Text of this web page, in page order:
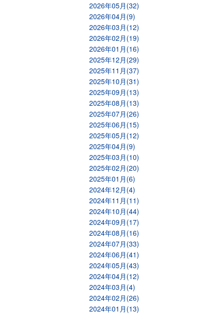
2026年05月(32)
2026年04月(9)
2026年03月(12)
2026年02月(19)
2026年01月(16)
2025年12月(29)
2025年11月(37)
2025年10月(31)
2025年09月(13)
2025年08月(13)
2025年07月(26)
2025年06月(15)
2025年05月(12)
2025年04月(9)
2025年03月(10)
2025年02月(20)
2025年01月(6)
2024年12月(4)
2024年11月(11)
2024年10月(44)
2024年09月(17)
2024年08月(16)
2024年07月(33)
2024年06月(41)
2024年05月(43)
2024年04月(12)
2024年03月(4)
2024年02月(26)
2024年01月(13)